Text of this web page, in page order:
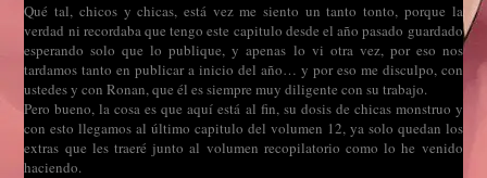
Qué tal, chicos y chicas, está vez me siento un tanto tonto, porque la
verdad ni recordaba que tengo este capitulo desde el año pasado guardado
esperando solo que lo publique, y apenas lo vi otra vez, por eso nos
tardamos tanto en publicar a inicio del año… y por eso me disculpo, con
ustedes y con Ronan, que él es siempre muy diligente con su trabajo.
Pero bueno, la cosa es que aquí está al fin, su dosis de chicas monstruo y
con esto llegamos al último capitulo del volumen 12, ya solo quedan los
extras que les traeré junto al volumen recopilatorio como lo he venido
haciendo.